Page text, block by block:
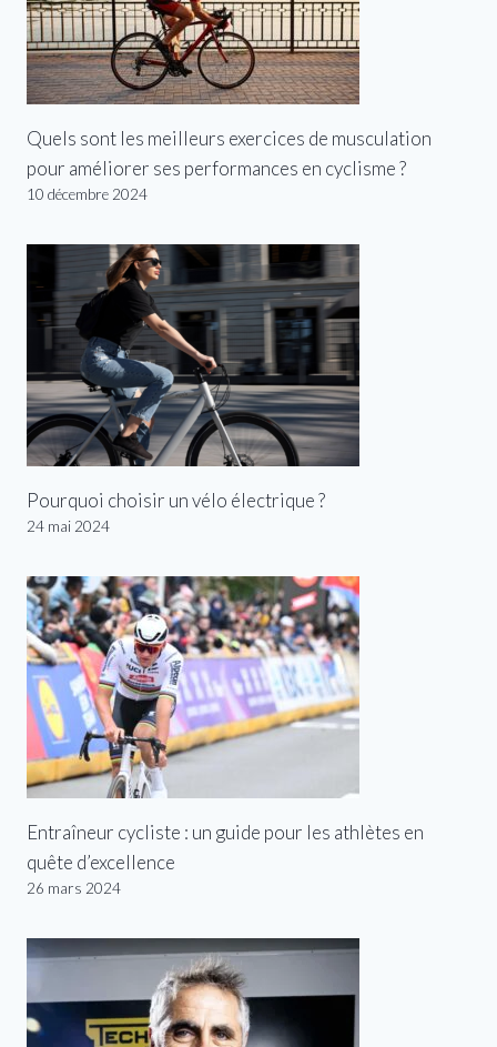
Quels sont les meilleurs exercices de musculation
pour améliorer ses performances en cyclisme ?
10 décembre 2024
Pourquoi choisir un vélo électrique ?
24 mai 2024
Entraîneur cycliste : un guide pour les athlètes en
quête d’excellence
26 mars 2024